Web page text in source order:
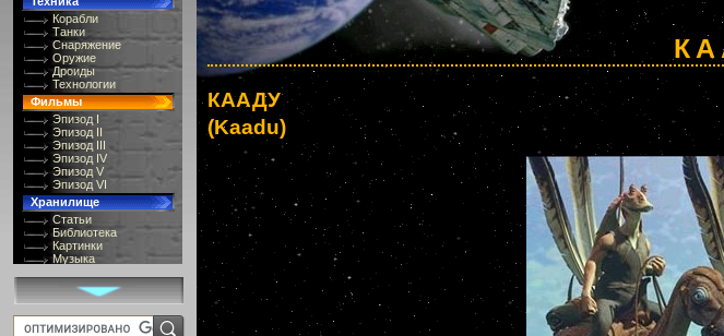
Корабли
Танки
Снаряжение
Оружие
Дроиды
Технологии
Фильмы
Эпизод I
Эпизод II
Эпизод III
Эпизод IV
Эпизод V
Эпизод VI
Хранилище
Статьи
Библиотека
Картинки
Музыка
Терминология
Костюмы
Игры
КААДУ
(Kaadu)